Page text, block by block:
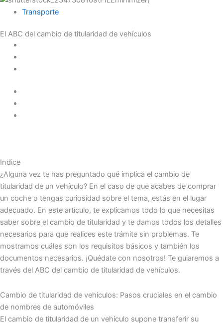
Transporte
El ABC del cambio de titularidad de vehículos
Indice
¿Alguna vez te has preguntado qué implica el cambio de
titularidad de un vehículo? En el caso de que acabes de comprar
un coche o tengas curiosidad sobre el tema, estás en el lugar
adecuado. En este artículo, te explicamos todo lo que necesitas
saber sobre el cambio de titularidad y te damos todos los detalles
necesarios para que realices este trámite sin problemas. Te
mostramos cuáles son los requisitos básicos y también los
documentos necesarios. ¡Quédate con nosotros! Te guiaremos a
través del ABC del cambio de titularidad de vehículos.
Cambio de titularidad de vehículos: Pasos cruciales en el cambio
de nombres de automóviles
El cambio de titularidad de un vehículo supone transferir su